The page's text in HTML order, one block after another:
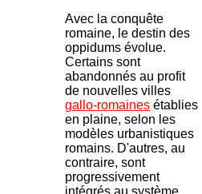
Avec la conquête
romaine, le destin des
oppidums évolue.
Certains sont
abandonnés au profit
de nouvelles villes
gallo-romaines établies
en plaine, selon les
modèles urbanistiques
romains. D'autres, au
contraire, sont
progressivement